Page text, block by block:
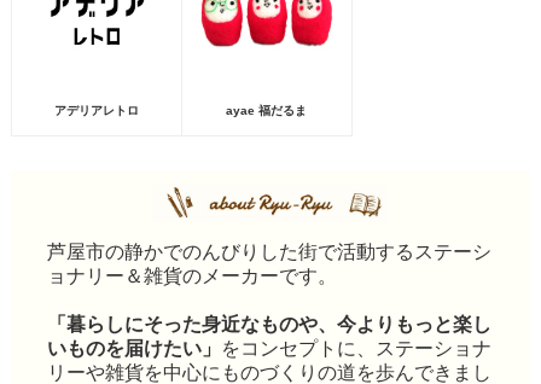
アデリアレトロ ayae 福だるま
芦屋市の静かでのんびりした街で活動するステーシ
ョナリー＆雑貨のメーカーです。
「暮らしにそった身近なものや、今よりもっと楽し
いものを届けたい」
をコンセプトに、ステーショナ
リーや雑貨を中心にものづくりの道を歩んできまし